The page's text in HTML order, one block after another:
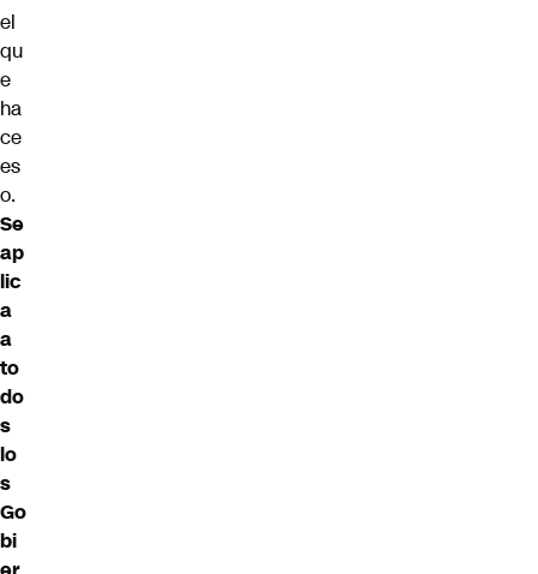
el
qu
e
ha
ce
es
o.
Se
ap
lic
a
a
to
do
s
lo
s
Go
bi